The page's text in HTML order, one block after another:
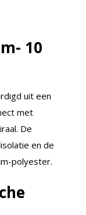
10
uit een
met
De
en de
polyester.